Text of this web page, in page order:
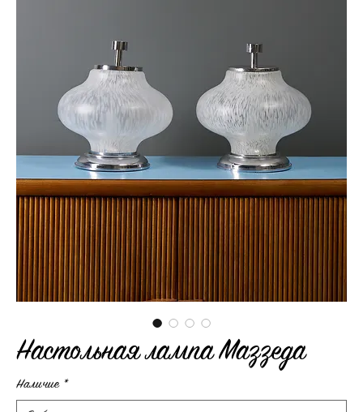
Настольная лампа Mazzega
Наличие *